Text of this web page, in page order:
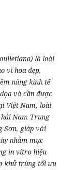
là loài
vì hoa đẹp,
năng kinh tế
và cần được
Việt Nam, loài
hải Nam Trung
Sơn, giáp với
nhằm mục
in vitro hiệu
khử trùng tối ưu